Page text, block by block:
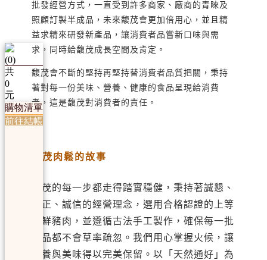
批發經營方式，一直受到許多商家、廠商的青睞及
照顧訂製半成品，未來馥茂會更加倍用心，並且精
益求精來研發新產品，讓消費者品嘗新口味與需
求，同時給馥茂成長空間及肯定。
馥茂會不斷的堅持再堅持替消費者品質把關，秉持
著對每一份美味、營養、健康的食品呈現給消費
者，這是馥茂對消費者的責任。
馥茂肉鬆的故事
馥茂的每一步都走得踏實穩健，秉持著誠懇、
誠正、誠信的經營理念，選用合格認證的上等
新鮮豬肉，並遵循古法手工製作，確保每一批
產品都不會草率疏忽。我們用心掌握火候，讓
營養與美味得以完美保留。以「天然通好」為
(0)
共
0
元
購物清單
前往結帳